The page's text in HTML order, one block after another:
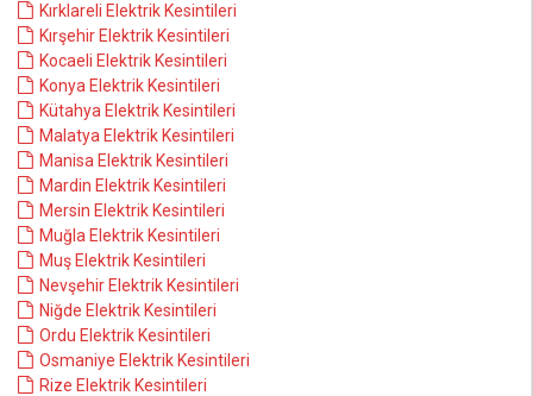
Kırklareli Elektrik Kesintileri
Kırşehir Elektrik Kesintileri
Kocaeli Elektrik Kesintileri
Konya Elektrik Kesintileri
Kütahya Elektrik Kesintileri
Malatya Elektrik Kesintileri
Manisa Elektrik Kesintileri
Mardin Elektrik Kesintileri
Mersin Elektrik Kesintileri
Muğla Elektrik Kesintileri
Muş Elektrik Kesintileri
Nevşehir Elektrik Kesintileri
Niğde Elektrik Kesintileri
Ordu Elektrik Kesintileri
Osmaniye Elektrik Kesintileri
Rize Elektrik Kesintileri